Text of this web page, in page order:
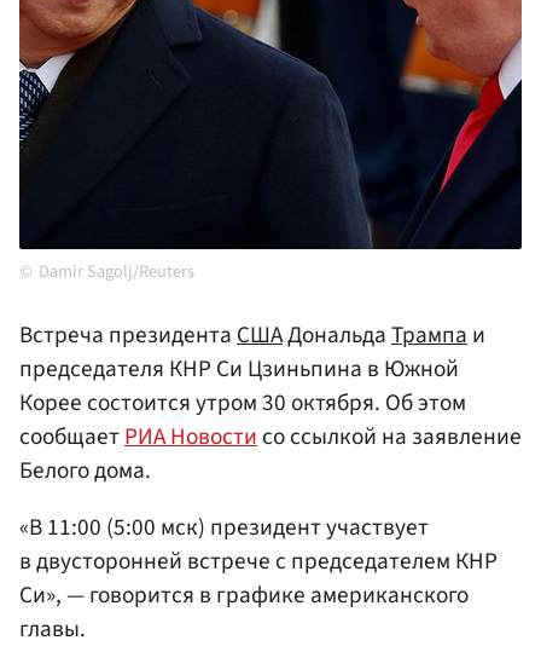
Damir Sagolj/Reuters
Встреча президентаСШАДональдаТрампаи
председателя КНР Си Цзиньпина в Южной
Корее состоится утром 30 октября. Об этом
сообщаетРИА Новостисо ссылкой на заявление
Белого дома.
«В 11:00 (5:00 мск) президент участвует
в двусторонней встрече с председателем КНР
Си», — говорится в графике американского
главы.